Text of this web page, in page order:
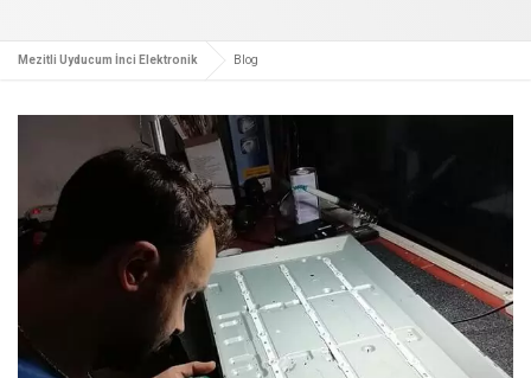
Mezitli Uyducum İnci Elektronik Blog